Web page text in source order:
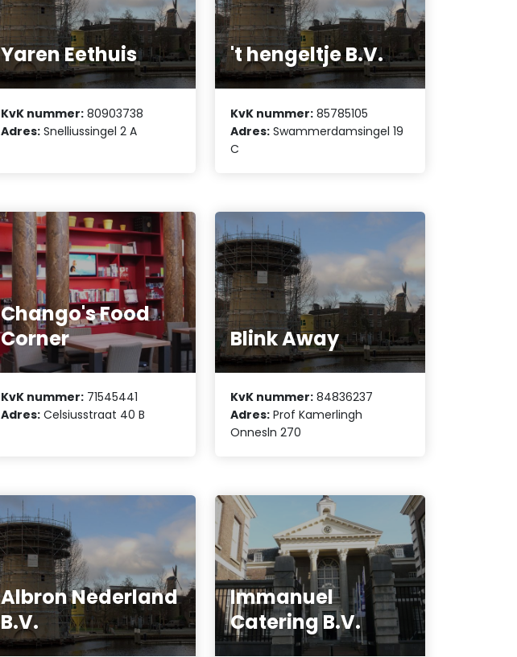
Yaren Eethuis
KvK nummer: 80903738
Adres: Snelliussingel 2 A
't hengeltje B.V.
KvK nummer: 85785105
Adres: Swammerdamsingel 19
C
Chango's Food
Corner
KvK nummer: 71545441
Adres: Celsiusstraat 40 B
Blink Away
KvK nummer: 84836237
Adres: Prof Kamerlingh
Onnesln 270
Albron Nederland
B.V.
Immanuel
Catering B.V.